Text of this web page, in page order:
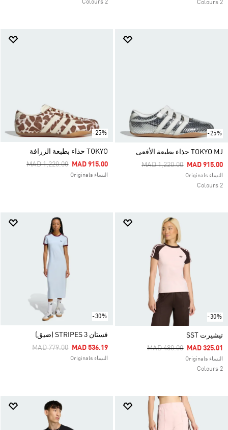
2 Colours
2 Colours
-25%
TOKYO MJ حذاء بطبعة الأفعى
Price Reduced From
MAD 1,220.00ToMAD 915.00
النساء Originals
2 Colours
-25%
TOKYO حذاء بطبعة الزرافة
Price Reduced From
MAD 1,220.00ToMAD 915.00
النساء Originals
-30%
تيشيرت SST
Price Reduced From
MAD 480.00ToMAD 325.01
النساء Originals
2 Colours
-30%
فستان 3 STRIPES (ضيق)
Price Reduced From
MAD 779.00ToMAD 536.19
النساء Originals